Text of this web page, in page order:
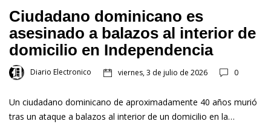
Ciudadano dominicano es
asesinado a balazos al interior de
domicilio en Independencia
Diario Electronico viernes, 3 de julio de 2026 0
Un ciudadano dominicano de aproximadamente 40 años murió
tras un ataque a balazos al interior de un domicilio en la…